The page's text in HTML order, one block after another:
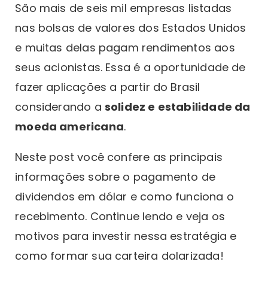
São mais de seis mil empresas listadas
nas bolsas de valores dos Estados Unidos
e muitas delas pagam rendimentos aos
seus acionistas. Essa é a oportunidade de
fazer aplicações a partir do Brasil
considerando a solidez e estabilidade da
moeda americana.
Neste post você confere as principais
informações sobre o pagamento de
dividendos em dólar e como funciona o
recebimento. Continue lendo e veja os
motivos para investir nessa estratégia e
como formar sua carteira dolarizada!